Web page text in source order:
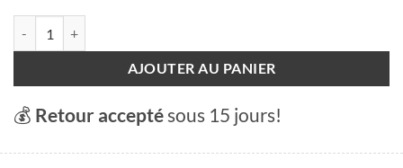
AJOUTER AU PANIER
💰 Retour acceptésous 15 jours!